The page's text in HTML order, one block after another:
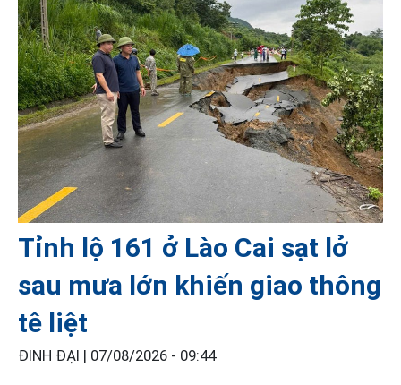
Tỉnh lộ 161 ở Lào Cai sạt lở
sau mưa lớn khiến giao thông
tê liệt
ĐINH ĐẠI | 07/08/2026 - 09:44